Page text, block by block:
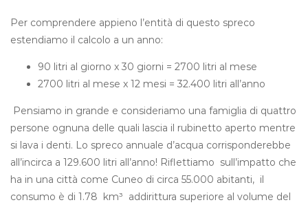
Per comprendere appieno l’entità di questo spreco
estendiamo il calcolo a un anno:
90 litri al giorno x 30 giorni = 2700 litri al mese
2700 litri al mese x 12 mesi = 32.400 litri all’anno
Pensiamo in grande e consideriamo una famiglia di quattro
persone ognuna delle quali lascia il rubinetto aperto mentre
si lava i denti. Lo spreco annuale d’acqua corrisponderebbe
all’incirca a 129.600 litri all’anno! Riflettiamo sull’impatto che
ha in una città come Cuneo di circa 55.000 abitanti, il
consumo è di 1.78 km³ addirittura superiore al volume del